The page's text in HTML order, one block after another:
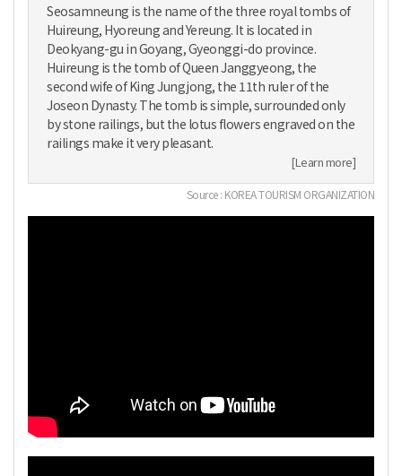
Seosamneung is the name of the three royal tombs of
Huireung, Hyoreung and Yereung. It is located in
Deokyang-gu in Goyang, Gyeonggi-do province.
Huireung is the tomb of Queen Janggyeong, the
second wife of King Jungjong, the 11th ruler of the
Joseon Dynasty. The tomb is simple, surrounded only
by stone railings, but the lotus flowers engraved on the
railings make it very pleasant.
[Learn more]
Source : KOREA TOURISM ORGANIZATION